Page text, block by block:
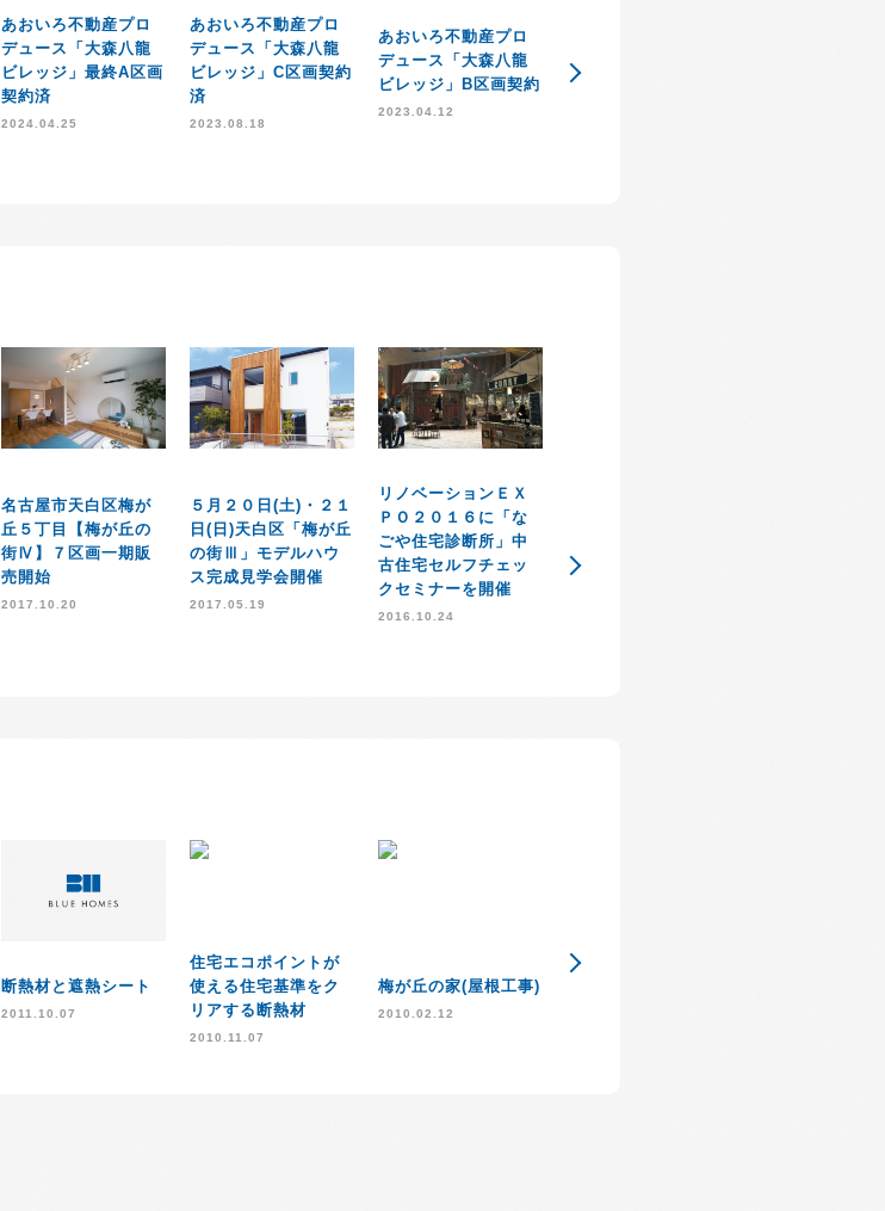
あおいろ不動産プロ
デュース「大森八龍
ビレッジ」最終A区画
契約済
2024.04.25
あおいろ不動産プロ
デュース「大森八龍
ビレッジ」C区画契約
済
2023.08.18
あおいろ不動産プロ
デュース「大森八龍
ビレッジ」B区画契約
2023.04.12
「住知会」発足のお
知らせ
名古屋市天白区梅が
丘５丁目【梅が丘の
街Ⅳ】７区画一期販
売開始
2017.10.20
５月２０日(土)・２１
日(日)天白区「梅が丘
の街Ⅲ」モデルハウ
ス完成見学会開催
2017.05.19
リノベーションＥＸ
ＰＯ２０１６に「な
ごや住宅診断所」中
古住宅セルフチェッ
クセミナーを開催
2016.10.24
のお知らせ
断熱材と遮熱シート
2011.10.07
住宅エコポイントが
使える住宅基準をク
リアする断熱材
2010.11.07
梅が丘の家(屋根工事)
2010.02.12
住宅版エコポイント